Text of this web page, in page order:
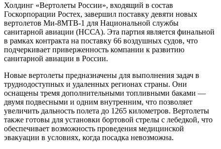
Холдинг «Вертолеты России», входящий в состав
Госкорпорации Ростех, завершил поставку девяти новых
вертолетов Ми-8МТВ-1 для Национальной службы
санитарной авиации (НССА). Эта партия является финальной
в рамках контракта на поставку 66 воздушных судов, что
подчеркивает приверженность компании к развитию
санитарной авиации в России.
Новые вертолеты предназначены для выполнения задач в
труднодоступных и удаленных регионах страны. Они
оснащены тремя дополнительными топливными баками —
двумя подвесными и одним внутренним, что позволяет
увеличить дальность полета до 1265 километров. Вертолеты
также готовы для установки бортовой стрелы с лебедкой, что
обеспечивает возможность проведения медицинской
эвакуации в условиях, когда посадка невозможна.